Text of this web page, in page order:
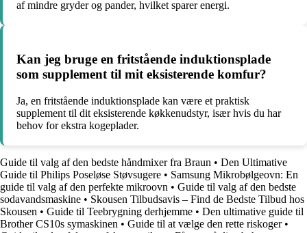
af mindre gryder og pander, hvilket sparer energi.
Kan jeg bruge en fritstående induktionsplade
som supplement til mit eksisterende komfur?
Ja, en fritstående induktionsplade kan være et praktisk
supplement til dit eksisterende køkkenudstyr, især hvis du har
behov for ekstra kogeplader.
Guide til valg af den bedste håndmixer fra Braun • Den Ultimative
Guide til Philips Poseløse Støvsugere • Samsung Mikrobølgeovn: En
guide til valg af den perfekte mikroovn • Guide til valg af den bedste
sodavandsmaskine • Skousen Tilbudsavis – Find de Bedste Tilbud hos
Skousen • Guide til Teebrygning derhjemme • Den ultimative guide til
Brother CS10s symaskinen • Guide til at vælge den rette riskoger•